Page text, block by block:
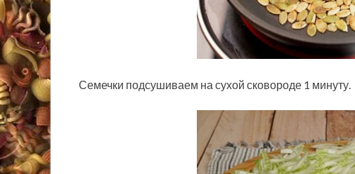
Семечки подсушиваем на сухой сковороде 1 минуту.